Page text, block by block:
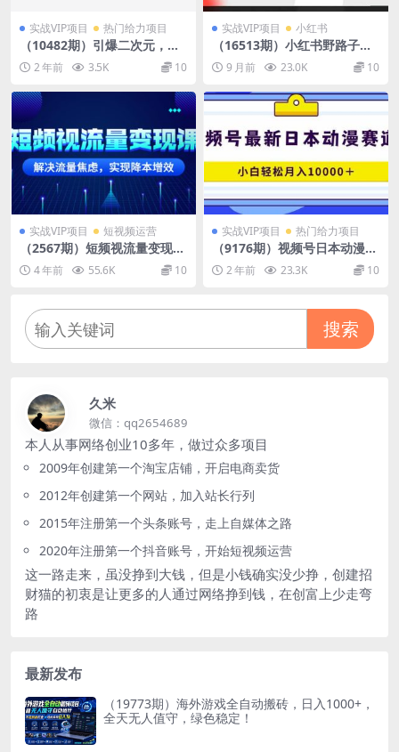
实战VIP项目 热门给力项目
（10482期）引爆二次元，用
动漫角色配音割草宅男圈，只
需一个剪映，轻松一天引流1
2 年前 3.5K 10
实战VIP项目 小红书
（16513期）小红书野路子流
量课：暴力起号+批量获客+聚
光打法，单账号月入3万+
9 月前 23.0K 10
实战VIP项目 短视频运营
（2567期）短频视流量变现
课：解决流量焦虑，实现降本
增效4 年前 55.6K 10
实战VIP项目 热门给力项目
（9176期）视频号日本动漫蓝
海赛道，100%原创，小白轻
松月入10000＋
2 年前 23.3K 10
搜索
久米
微信：qq2654689
本人从事网络创业10多年，做过众多项目
2009年创建第一个淘宝店铺，开启电商卖货
2012年创建第一个网站，加入站长行列
2015年注册第一个头条账号，走上自媒体之路
2020年注册第一个抖音账号，开始短视频运营
这一路走来，虽没挣到大钱，但是小钱确实没少挣，创建招
财猫的初衷是让更多的人通过网络挣到钱，在创富上少走弯
路
最新发布
（19773期）海外游戏全自动搬砖，日入1000+，
全天无人值守，绿色稳定！